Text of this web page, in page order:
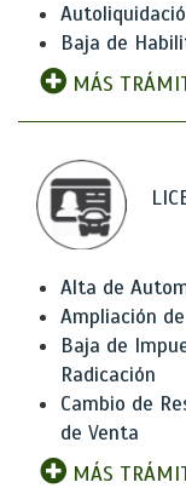
Baja de
MÁS
Alta de
Ampliación
Baja de
Radicación
Cambio de
de Venta
MÁS